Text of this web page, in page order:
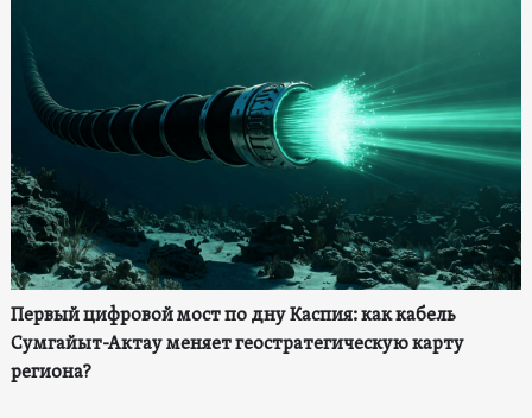
Первый цифровой мост по дну Каспия: как кабель
Сумгайыт-Актау меняет геостратегическую карту
региона?